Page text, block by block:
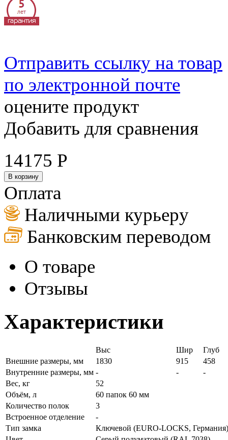
Отправить ссылку на товар
по электронной почте
оцените продукт
Добавить для сравнения
14175 Р
В корзину
Оплата
Наличными курьеру
Банковским переводом
О товаре
Отзывы
Характеристики
Выс Шир
Глуб
Внешние размеры, мм
1830 915
458
Внутренние размеры, мм - -
-
Вес, кг
52
Объём, л
60 папок 60 мм
Количество полок
3
Встроенное отделение
-
Тип замка
Ключевой (EURO-LOCKS, Германия)